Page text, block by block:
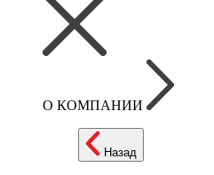
О КОМПАНИИ
Назад